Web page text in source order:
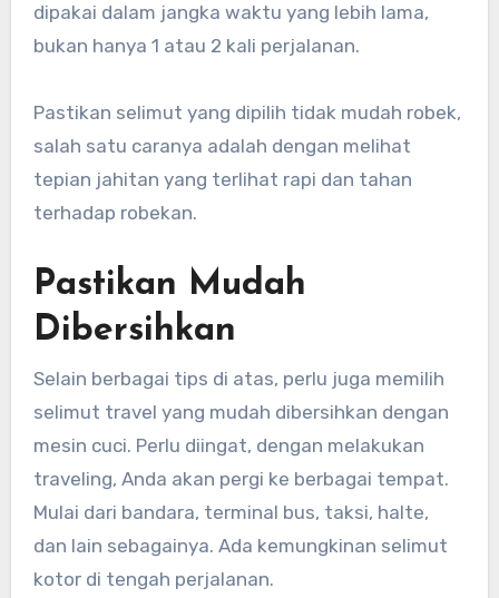
dipakai dalam jangka waktu yang lebih lama,
bukan hanya 1 atau 2 kali perjalanan.
Pastikan selimut yang dipilih tidak mudah robek,
salah satu caranya adalah dengan melihat
tepian jahitan yang terlihat rapi dan tahan
terhadap robekan.
Pastikan Mudah
Dibersihkan
Selain berbagai tips di atas, perlu juga memilih
selimut travel yang mudah dibersihkan dengan
mesin cuci. Perlu diingat, dengan melakukan
traveling, Anda akan pergi ke berbagai tempat.
Mulai dari bandara, terminal bus, taksi, halte,
dan lain sebagainya. Ada kemungkinan selimut
kotor di tengah perjalanan.